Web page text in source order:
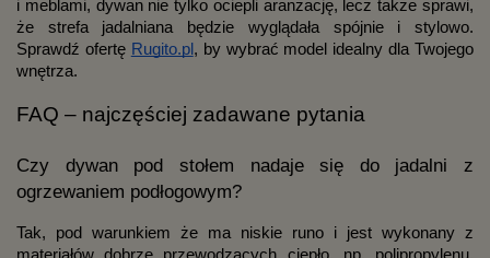
i meblami, dywan nie tylko ociepli aranżację, lecz także sprawi,
że strefa jadalniana będzie wyglądała spójnie i stylowo.
Sprawdź ofertę Rugito.pl , by wybrać model idealny dla Twojego
wnętrza.
FAQ – najczęściej zadawane pytania
Czy dywan pod stołem nadaje się do jadalni z
ogrzewaniem podłogowym?
Tak, pod warunkiem że ma niskie runo i jest wykonany z